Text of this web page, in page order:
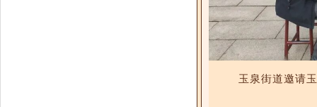
玉泉街道邀请